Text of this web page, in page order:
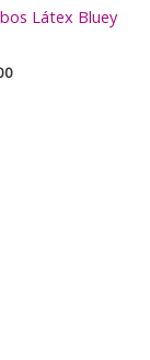
Látex Bluey
El